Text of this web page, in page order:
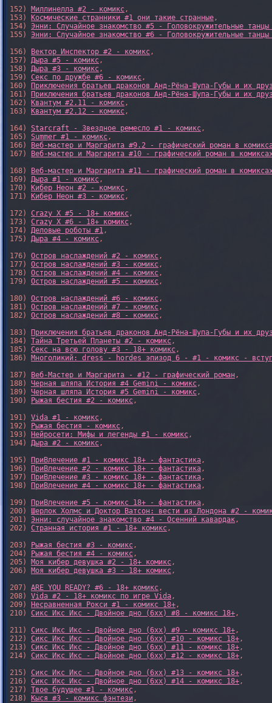
152) Миллинелла #2 - комикс,
153)
Космические странники #1 они такие странные,
154) Энни: Случайное знакомство #5 - Головокружительные
155) Энни: Случайное знакомство #6 - Головокружительные
156)
Вектор Инспектор #2 - комикс,
157) Дыра #5 - комикс,
158) Дыра #3 - комикс,
159) Секс по дружбе #6 - комикс,
160)
Приключения братьев драконов Анд-Рёна-Шупа-Губы и их
161)
Приключения братьев драконов Анд-Рёна-Шупа-Губы и их
162)
Квантум #2.11 - комикс,
163)
Квантум #2.12 - комикс,
164) Starcraft - Звездное ремесло #1 - комикс,
165) Summer #1 - комикс,
166)
Веб-мастер и Маргарита #9.2 - графический роман в
167)
Веб-мастер и Маргарита #10 - графический роман в
168)
Веб-мастер и Маргарита #11 - графический роман в
169) Дыра #1 - комикс,
170)
Кибер Неон #2 - комикс,
171)
Кибер Неон #3 - комикс,
172) Crazy X #5 - 18+ комикс,
173) Crazy X #6 - 18+ комикс,
174) Деловые роботы #1,
175) Дыра #4 - комикс,
176) Остров наслаждений #2 - комикс,
177) Остров наслаждений #3 - комикс,
178) Остров наслаждений #4 - комикс,
179) Остров наслаждений #5 - комикс,
180) Остров наслаждений #6 - комикс,
181) Остров наслаждений #7 - комикс,
182) Остров наслаждений #8 - комикс,
183)
Приключения братьев драконов Анд-Рёна-Шупа-Губы и их
184) Тайна Третьей Планеты #2 - комикс,
185) Секс на всю голову #3 - 18+ комикс,
186) Многоликий: dress - hordes эпизод 6 - #1 - комикс -
187)
Веб-Мастер и Маргарита - #12 - графический роман,
188) Черная шляпа История #4 Gemini - комикс,
189) Черная шляпа История #5 Gemini - комикс,
190)
Рыжая бестия #2 - комикс,
191) Vida #1 - комикс,
192)
Рыжая бестия - комикс,
193)
Нейросети: Мифы и легенды #1 - комикс,
194) Дыра #2 - комикс,
195)
ПриВлечение #1 - комикс 18+ - фантастика,
196)
ПриВлечение #2 - комикс 18+ - фантастика,
197)
ПриВлечение #3 - комикс 18+ - фантастика,
198)
ПриВлечение #4 - комикс 18+ - фантастика,
199)
ПриВлечение #5 - комикс 18+ - фантастика,
200) Шерлок Холмс и Доктор Ватсон: вести из Лондона #2 -
201) Энни: случайное знакомство #4 - Осенний кавардак,
202) Странная история #1 - 18+ комикс,
203)
Рыжая бестия #3 - комикс,
204)
Рыжая бестия #4 - комикс,
205) Моя кибер девушка #2 - 18+ комикс,
206) Моя кибер девушка #3 - 18+ комикс,
207) ARE YOU READY? #6 - 18+ комикс,
208) Vida #2 - 18+ комикс по игре Vida,
209)
Несравненная Рокси #1 - комикс 18+,
210) Сикс Икс Икс - Двойное дно (6xx) #8 - комикс 18+,
211) Сикс Икс Икс - Двойное дно (6xx) #9 - комикс 18+,
212) Сикс Икс Икс - Двойное дно (6xx) #10 - комикс 18+,
213) Сикс Икс Икс - Двойное дно (6xx) #11 - комикс 18+,
214) Сикс Икс Икс - Двойное дно (6xx) #12 - комикс 18+,
215) Сикс Икс Икс - Двойное дно (6xx) #13 - комикс 18+,
216) Сикс Икс Икс - Двойное дно (6xx) #14 - комикс 18+,
217) Твое будущее #1 - комикс,
218)
Кыся #3 - комикс фэнтези,